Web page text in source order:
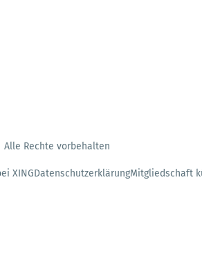
Alle Rechte vorbehalten
XINGDatenschutzerklärungMitgliedschaft